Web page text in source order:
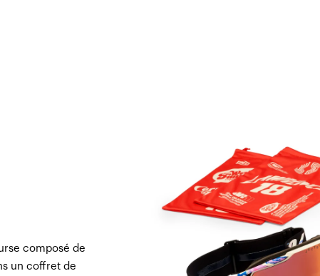
composé de
un coffret de